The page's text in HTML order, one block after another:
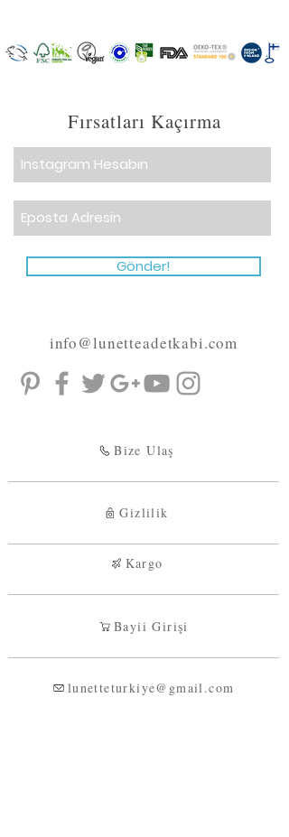
Fırsatları Kaçırma
Gönder!
info@lunetteadetkabi.com
Bize Ulaş
Gizlilik
Kargo
Bayii Girişi
lunetteturkiye@gmail.com